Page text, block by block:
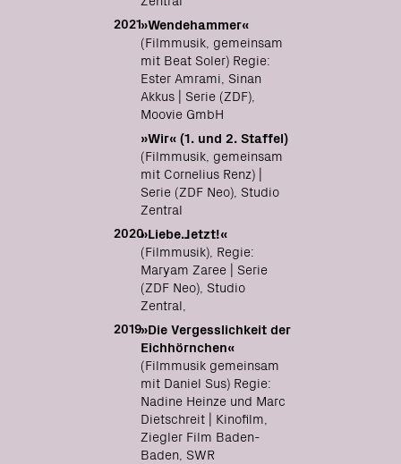
2021»Wendehammer«
(Filmmusik, gemeinsam
mit Beat Soler) Regie:
Ester Amrami, Sinan
Akkus | Serie (ZDF),
Moovie GmbH
»Wir« (1. und 2. Staffel)
(Filmmusik, gemeinsam
mit Cornelius Renz) |
Serie (ZDF Neo), Studio
Zentral
2020»Liebe.Jetzt!«
(Filmmusik), Regie:
Maryam Zaree | Serie
(ZDF Neo), Studio
Zentral,
2019»Die Vergesslichkeit der
Eichhörnchen«
(Filmmusik gemeinsam
mit Daniel Sus) Regie:
Nadine Heinze und Marc
Dietschreit | Kinofilm,
Ziegler Film Baden-
Baden, SWR